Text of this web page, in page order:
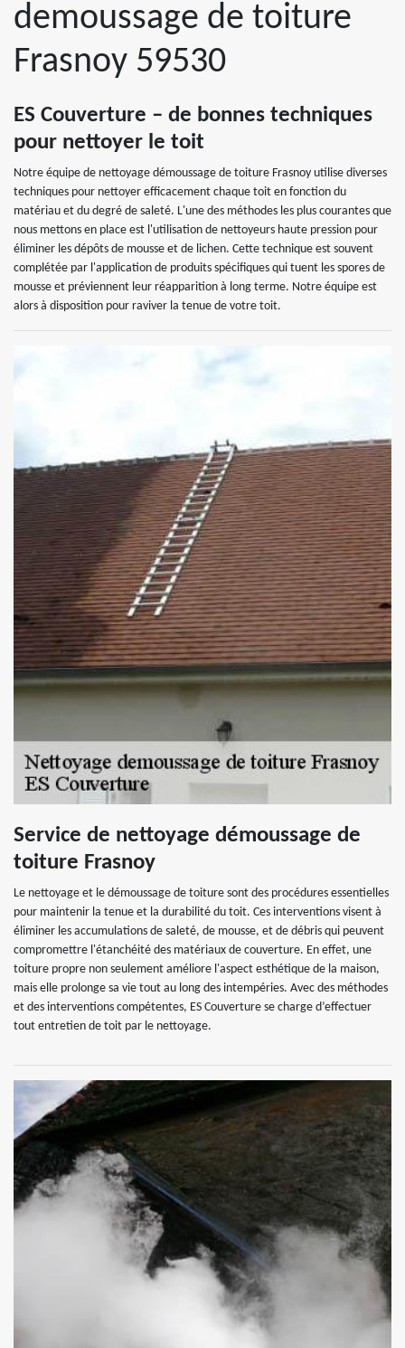
demoussage de toiture
Frasnoy 59530
ES Couverture – de bonnes techniques
pour nettoyer le toit
Notre équipe de nettoyage démoussage de toiture Frasnoy utilise diverses
techniques pour nettoyer efficacement chaque toit en fonction du
matériau et du degré de saleté. L'une des méthodes les plus courantes que
nous mettons en place est l'utilisation de nettoyeurs haute pression pour
éliminer les dépôts de mousse et de lichen. Cette technique est souvent
complétée par l'application de produits spécifiques qui tuent les spores de
mousse et préviennent leur réapparition à long terme. Notre équipe est
alors à disposition pour raviver la tenue de votre toit.
Service de nettoyage démoussage de
toiture Frasnoy
Le nettoyage et le démoussage de toiture sont des procédures essentielles
pour maintenir la tenue et la durabilité du toit. Ces interventions visent à
éliminer les accumulations de saleté, de mousse, et de débris qui peuvent
compromettre l'étanchéité des matériaux de couverture. En effet, une
toiture propre non seulement améliore l'aspect esthétique de la maison,
mais elle prolonge sa vie tout au long des intempéries. Avec des méthodes
et des interventions compétentes, ES Couverture se charge d’effectuer
tout entretien de toit par le nettoyage.